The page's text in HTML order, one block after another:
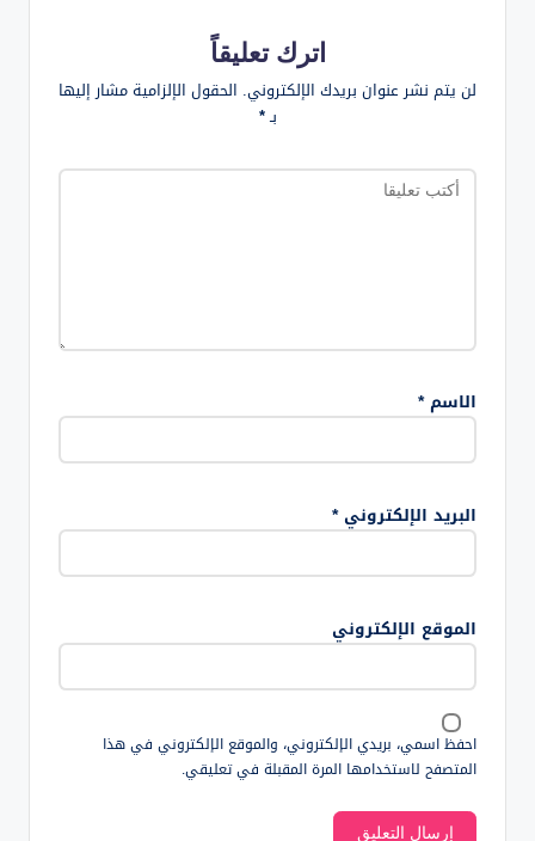
اترك تعليقاً
لن يتم نشر عنوان بريدك الإلكتروني. الحقول الإلزامية مشار إليها
بـ*
الاسم*
البريد الإلكتروني*
الموقع الإلكتروني
احفظ اسمي، بريدي الإلكتروني، والموقع الإلكتروني في هذا
المتصفح لاستخدامها المرة المقبلة في تعليقي.